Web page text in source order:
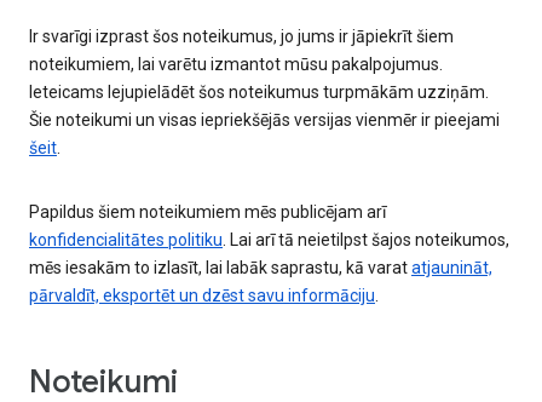
Ir svarīgi izprast šos noteikumus, jo jums ir jāpiekrīt šiem
noteikumiem, lai varētu izmantot mūsu pakalpojumus.
Ieteicams lejupielādēt šos noteikumus turpmākām uzziņām.
Šie noteikumi un visas iepriekšējās versijas vienmēr ir pieejami
šeit
Papildus šiem noteikumiem mēs publicējam arī
konfidencialitātes politiku . Lai arī tā neietilpst šajos noteikumos,
mēs iesakām to izlasīt, lai labāk saprastu, kā varatatjaunināt,
pārvaldīt, eksportēt un dzēst savu informāciju
Noteikumi